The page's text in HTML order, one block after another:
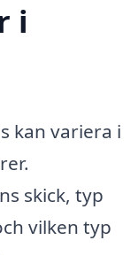
i
kan variera i
skick, typ
vilken typ